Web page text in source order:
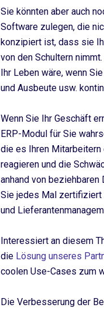
Sie könnten aber auch
Software zulegen, die
konzipiert ist, dass sie
von den Schultern
Ihr Leben wäre, wenn
und Ausbeute usw.
Wenn Sie Ihr Geschäft
ERP-Modul für Sie
die es Ihren
reagieren und die
anhand von
Sie jedes Mal zertifiziert
und
Interessiert an diesem
die Lösung unseres
coolen Use-Cases zum
Die Verbesserung der